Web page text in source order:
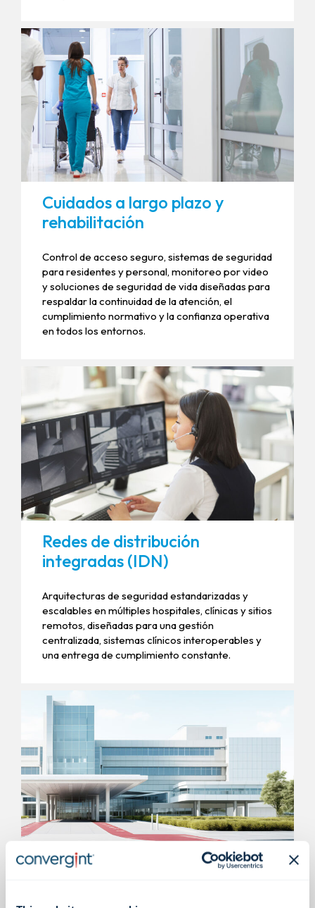
Cuidados a largo plazo y
rehabilitación
Control de acceso seguro, sistemas de seguridad
para residentes y personal, monitoreo por video
y soluciones de seguridad de vida diseñadas para
respaldar la continuidad de la atención, el
cumplimiento normativo y la confianza operativa
en todos los entornos.
Redes de distribución
integradas (IDN)
Arquitecturas de seguridad estandarizadas y
escalables en múltiples hospitales, clínicas y sitios
remotos, diseñadas para una gestión
centralizada, sistemas clínicos interoperables y
una entrega de cumplimiento constante.
Edificios de consultorios